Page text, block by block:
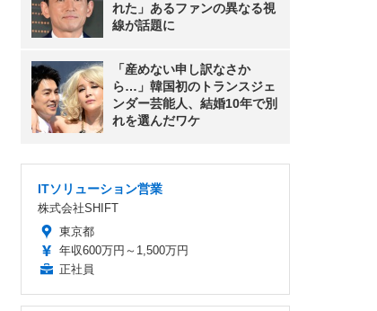
れた」あるファンの異なる視
線が話題に
「産めない申し訳なさか
ら…」韓国初のトランスジェ
ンダー芸能人、結婚10年で別
れを選んだワケ
ITソリューション営業
株式会社SHIFT
東京都
年収600万円～1,500万円
正社員